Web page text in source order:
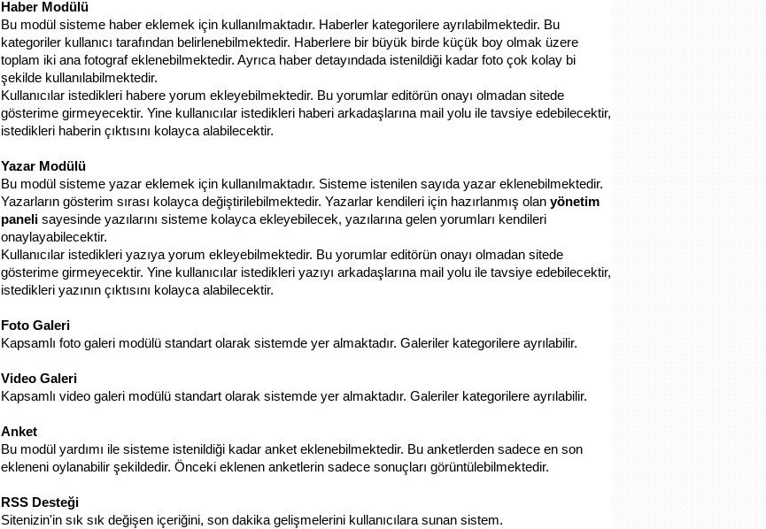
Haber Modülü
Bu modül sisteme haber eklemek için kullanılmaktadır. Haberler kategorilere ayrılabilmektedir. Bu
kategoriler kullanıcı tarafından belirlenebilmektedir. Haberlere bir büyük birde küçük boy olmak üzere
toplam iki ana fotograf eklenebilmektedir. Ayrıca haber detayındada istenildiği kadar foto çok kolay bi
şekilde kullanılabilmektedir.
Kullanıcılar istedikleri habere yorum ekleyebilmektedir. Bu yorumlar editörün onayı olmadan sitede
gösterime girmeyecektir. Yine kullanıcılar istedikleri haberi arkadaşlarına mail yolu ile tavsiye edebilecektir,
istedikleri haberin çıktısını kolayca alabilecektir.
Yazar Modülü
Bu modül sisteme yazar eklemek için kullanılmaktadır. Sisteme istenilen sayıda yazar eklenebilmektedir.
Yazarların gösterim sırası kolayca değiştirilebilmektedir. Yazarlar kendileri için hazırlanmış olan yönetim
paneli sayesinde yazılarını sisteme kolayca ekleyebilecek, yazılarına gelen yorumları kendileri
onaylayabilecektir.
Kullanıcılar istedikleri yazıya yorum ekleyebilmektedir. Bu yorumlar editörün onayı olmadan sitede
gösterime girmeyecektir. Yine kullanıcılar istedikleri yazıyı arkadaşlarına mail yolu ile tavsiye edebilecektir,
istedikleri yazının çıktısını kolayca alabilecektir.
Foto Galeri
Kapsamlı foto galeri modülü standart olarak sistemde yer almaktadır. Galeriler kategorilere ayrılabilir.
Video Galeri
Kapsamlı video galeri modülü standart olarak sistemde yer almaktadır. Galeriler kategorilere ayrılabilir.
Anket
Bu modül yardımı ile sisteme istenildiği kadar anket eklenebilmektedir. Bu anketlerden sadece en son
ekleneni oylanabilir şekildedir. Önceki eklenen anketlerin sadece sonuçları görüntülebilmektedir.
RSS Desteği
Sitenizin'in sık sık değişen içeriğini, son dakika gelişmelerini kullanıcılara sunan sistem.